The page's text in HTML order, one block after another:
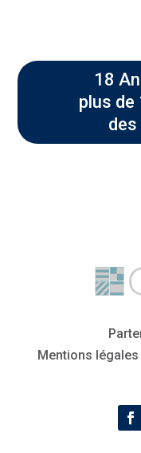
18
plus de
Mentions légales